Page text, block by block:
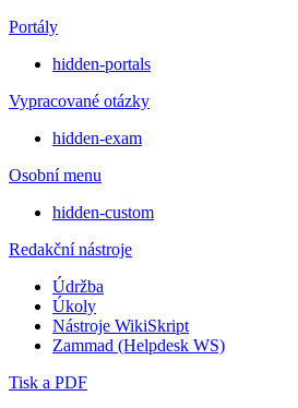
Portály
hidden-portals
Vypracované otázky
hidden-exam
Osobní menu
hidden-custom
Redakční nástroje
Údržba
Úkoly
Nástroje WikiSkript
Zammad (Helpdesk WS)
Tisk a PDF